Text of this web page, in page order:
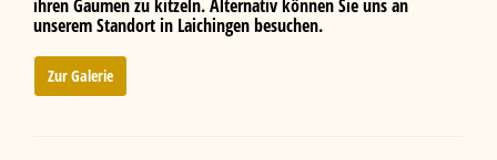
ihren Gaumen zu kitzeln. Alternativ können Sie uns an
unserem Standort in Laichingen besuchen.
Zur Galerie